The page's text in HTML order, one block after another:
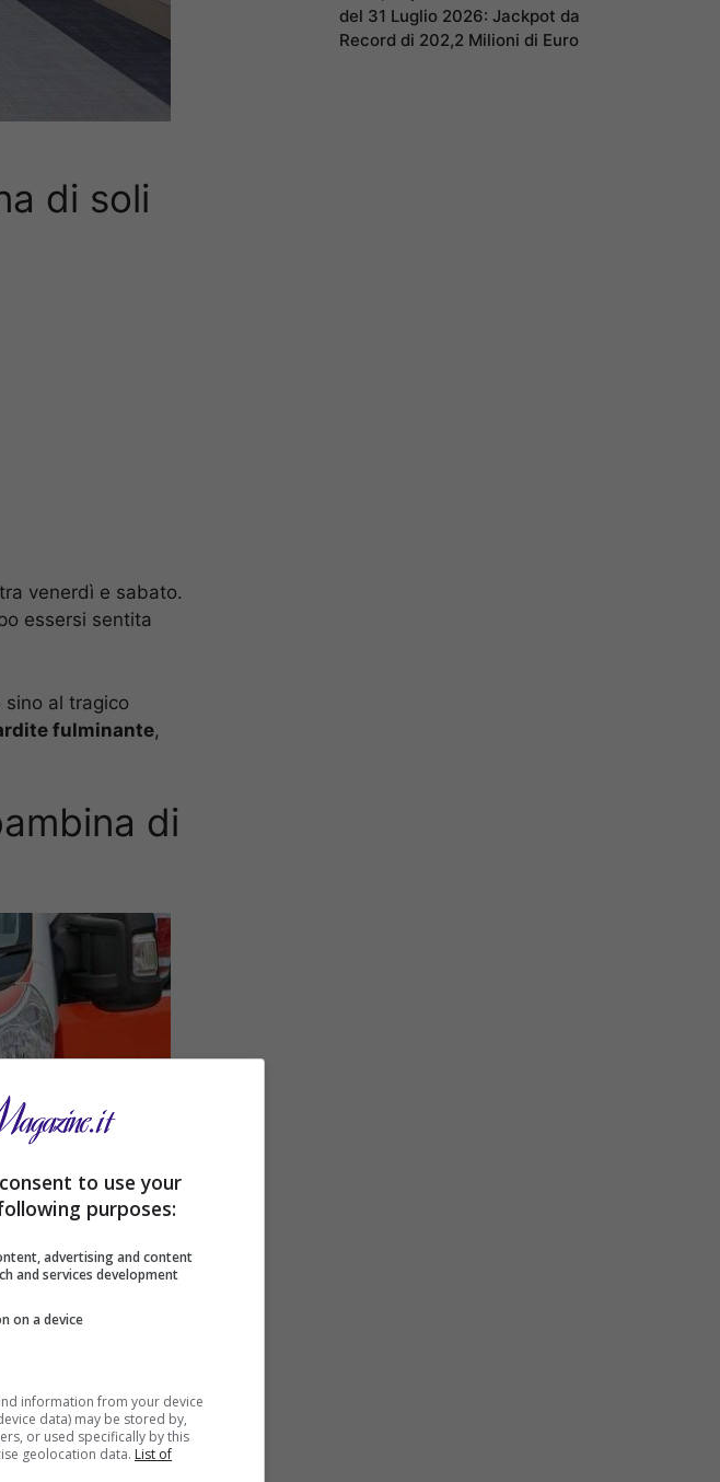
di soli
venerdì e sabato.
essersi sentita
al tragico
fulminante,
di
del 31 Luglio 2026: Jackpot da
Record di 202,2 Milioni di Euro
to use your
purposes:
advertising and content
and services development
on a device
information from your device
data) may be stored by,
or used specifically by this
geolocation data. List of